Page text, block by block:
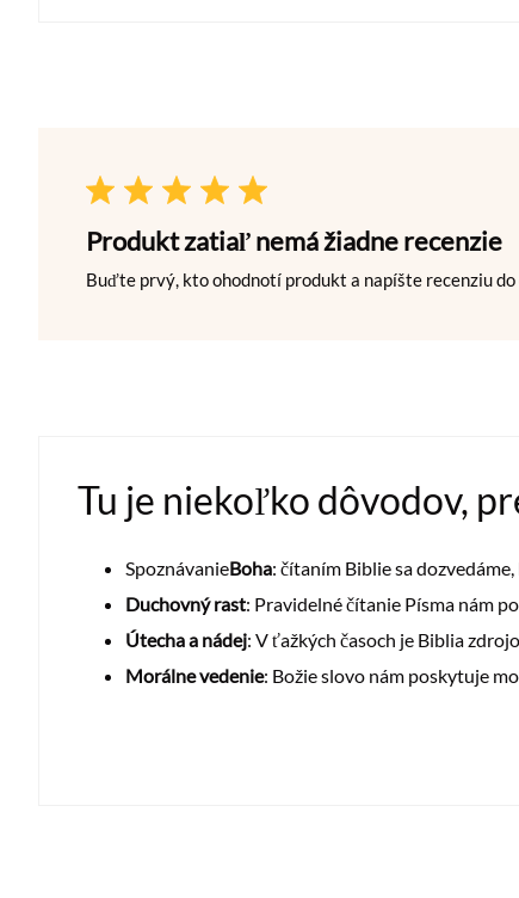
Produkt zatiaľ nemá žiadne recenzie
Buďte prvý, kto ohodnotí produkt a napíšte recenziu do
Tu je niekoľko dôvodov,
SpoznávanieBoha: čítaním Biblie sa
Duchovný rast: Pravidelné čítanie Písma nám
Útecha a nádej: V ťažkých časoch je Biblia
Morálne vedenie: Božie slovo nám poskytuje